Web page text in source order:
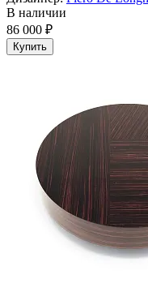
В наличии
86 000 ₽
Купить